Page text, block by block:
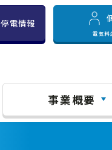
停電情報
電気料
事業概要